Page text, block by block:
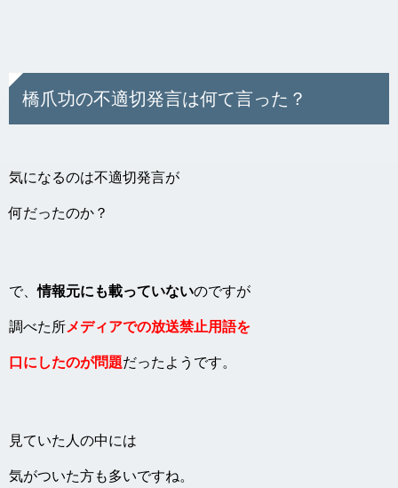
橋爪功の不適切発言は何て言った？
気になるのは不適切発言が
何だったのか？
で、情報元にも載っていないのですが
調べた所メディアでの放送禁止用語を
口にしたのが問題だったようです。
見ていた人の中には
気がついた方も多いですね。